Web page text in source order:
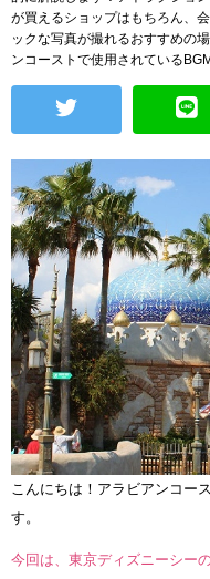
が買えるショップはもちろん、
ックな写真が撮れるおすすめの
ンコーストで使用されている
こんにちは！アラビアンコー
す。
今回は、東京ディズニーシー